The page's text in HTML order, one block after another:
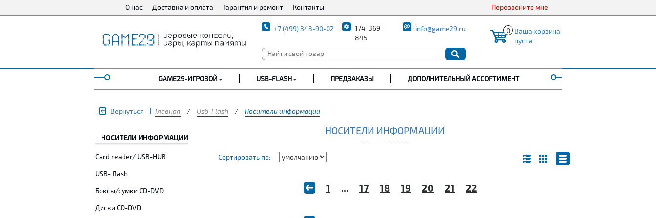
О нас Доставка и оплата Гарантия и ремонт Контакты Перезвоните мне
+7 (499) 343-90-02
174-369-
845
info@game29.ru 0 Ваша корзина
пуста
GAME29-ИГРОВОЙ USB-FLASH ПРЕДЗАКАЗЫ ДОПОЛНИТЕЛЬНЫЙ АССОРТИМЕНТ
Вернуться Главная / Usb-Flash / Носители информации
НОСИТЕЛИ ИНФОРМАЦИИ
Card reader/ USB-HUB
USB- flash
Боксы/сумки CD-DVD
Диски CD-DVD
НОСИТЕЛИ ИНФОРМАЦИИ
Сортировать по:
1 ... 17 18 19 20 21 22